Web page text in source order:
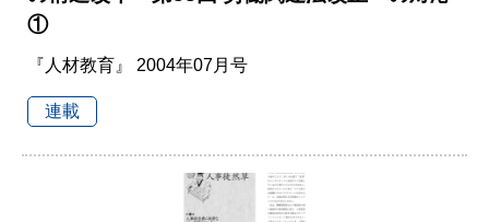
①
『人材教育』 2004年07月号
連載